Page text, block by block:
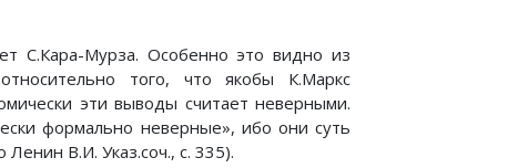
С.Кара-Мурза. Особенно это видно из
того, что якобы К.Маркс
эти выводы считает неверными.
формально неверные», ибо они суть
В.И. Указ.соч., с. 335).